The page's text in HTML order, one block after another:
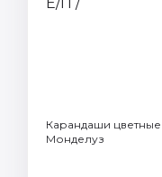
Карандаши цветные
Монделуз